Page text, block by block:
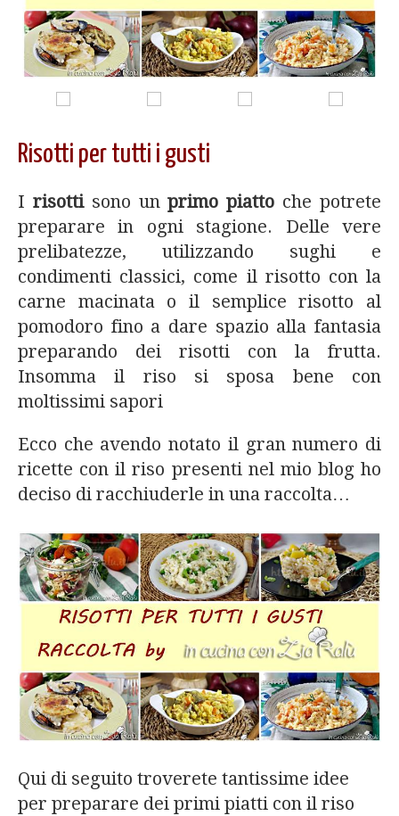
Risotti per tutti i gusti
I risottisono unprimo piatto che potrete
preparare in ogni stagione. Delle vere
prelibatezze, utilizzando sughi e
condimenti classici, come il risotto con la
carne macinata o il semplice risotto al
pomodoro fino a dare spazio alla fantasia
preparando dei risotti con la frutta.
Insomma il riso si sposa bene con
moltissimi sapori
Ecco che avendo notato il gran numero di
ricette con il riso presenti nel mio blog ho
deciso di racchiuderle in una raccolta…
Qui di seguito troverete tantissime idee
per preparare dei primi piatti con il riso